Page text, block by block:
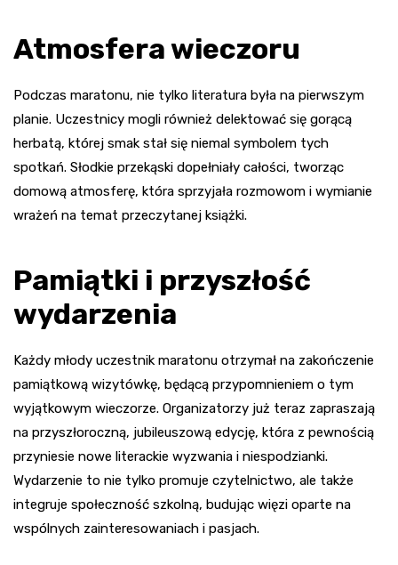
Atmosfera wieczoru
Podczas maratonu, nie tylko literatura była na pierwszym
planie. Uczestnicy mogli również delektować się gorącą
herbatą, której smak stał się niemal symbolem tych
spotkań. Słodkie przekąski dopełniały całości, tworząc
domową atmosferę, która sprzyjała rozmowom i wymianie
wrażeń na temat przeczytanej książki.
Pamiątki i przyszłość
wydarzenia
Każdy młody uczestnik maratonu otrzymał na zakończenie
pamiątkową wizytówkę, będącą przypomnieniem o tym
wyjątkowym wieczorze. Organizatorzy już teraz zapraszają
na przyszłoroczną, jubileuszową edycję, która z pewnością
przyniesie nowe literackie wyzwania i niespodzianki.
Wydarzenie to nie tylko promuje czytelnictwo, ale także
integruje społeczność szkolną, budując więzi oparte na
wspólnych zainteresowaniach i pasjach.